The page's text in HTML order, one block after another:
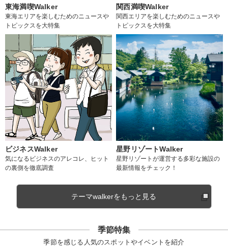
東海満喫Walker
東海エリアを楽しむためのニュースや
トピックスを大特集
関西満喫Walker
関西エリアを楽しむためのニュースや
トピックスを大特集
ビジネスWalker
気になるビジネスのアレコレ、ヒット
の裏側を徹底調査
星野リゾートWalker
星野リゾートが運営する多彩な施設の
最新情報をチェック！
テーマwalkerをもっと見る
季節特集
季節を感じる人気のスポットやイベントを紹介